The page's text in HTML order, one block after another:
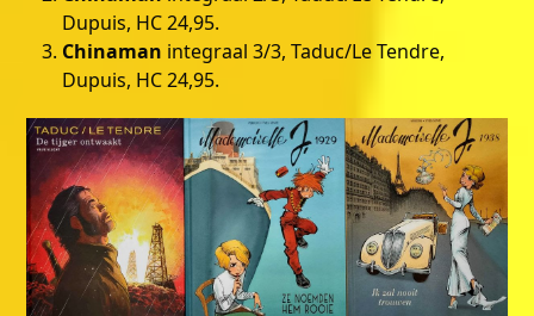
Dupuis, HC 24,95.
Chinaman integraal 3/3, Taduc/Le Tendre,
Dupuis, HC 24,95.